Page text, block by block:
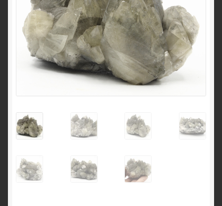
Français
English
Contactez-nous
Sites amis